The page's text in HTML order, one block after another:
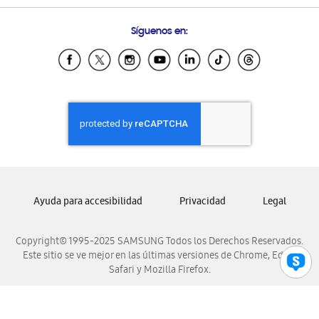
Samsung Ecuador
Samsung El Salvador
Samsung Honduras
Samsung Nicaragua
Samsung Panamá
Samsung Venezuela
Síguenos en:
Copyright© 1995-2025 SAMSUNG Todos los Derechos Reservados.
Este sitio se ve mejor en las últimas versiones de Chrome, Edge,
Safari y Mozilla Firefox.
Ayuda para accesibilidad Privacidad Legal